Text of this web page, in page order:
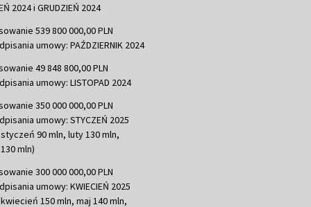
2024 i GRUDZIEŃ 2024
539 800 000,00 PLN
umowy: PAŹDZIERNIK 2024
49 848 800,00 PLN
umowy: LISTOPAD 2024
350 000 000,00 PLN
umowy: STYCZEŃ 2025
90 mln, luty 130 mln,
mln)
300 000 000,00 PLN
umowy: KWIECIEŃ 2025
150 mln, maj 140 mln,